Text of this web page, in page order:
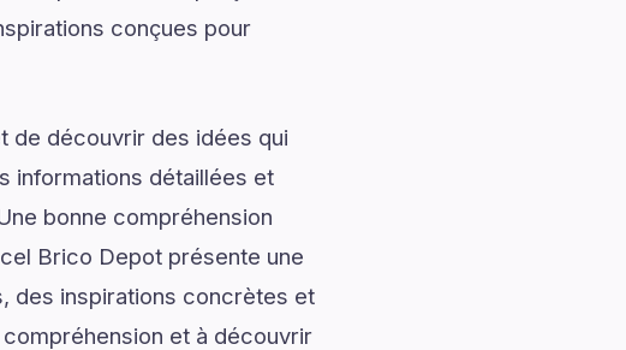
conçues pour
de découvrir des idées qui
informations détaillées et
bonne compréhension
Brico Depot présente une
des inspirations concrètes et
et à découvrir